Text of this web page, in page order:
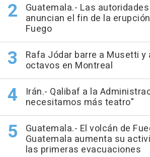
Guatemala.- Las
anuncian el fin de la
Fuego
Rafa Jódar barre a Musetti y
octavos en Montreal
Irán.- Qalibaf a la
necesitamos más teatro"
Guatemala.- El volcán de
Guatemala aumenta su
las primeras evacuaciones